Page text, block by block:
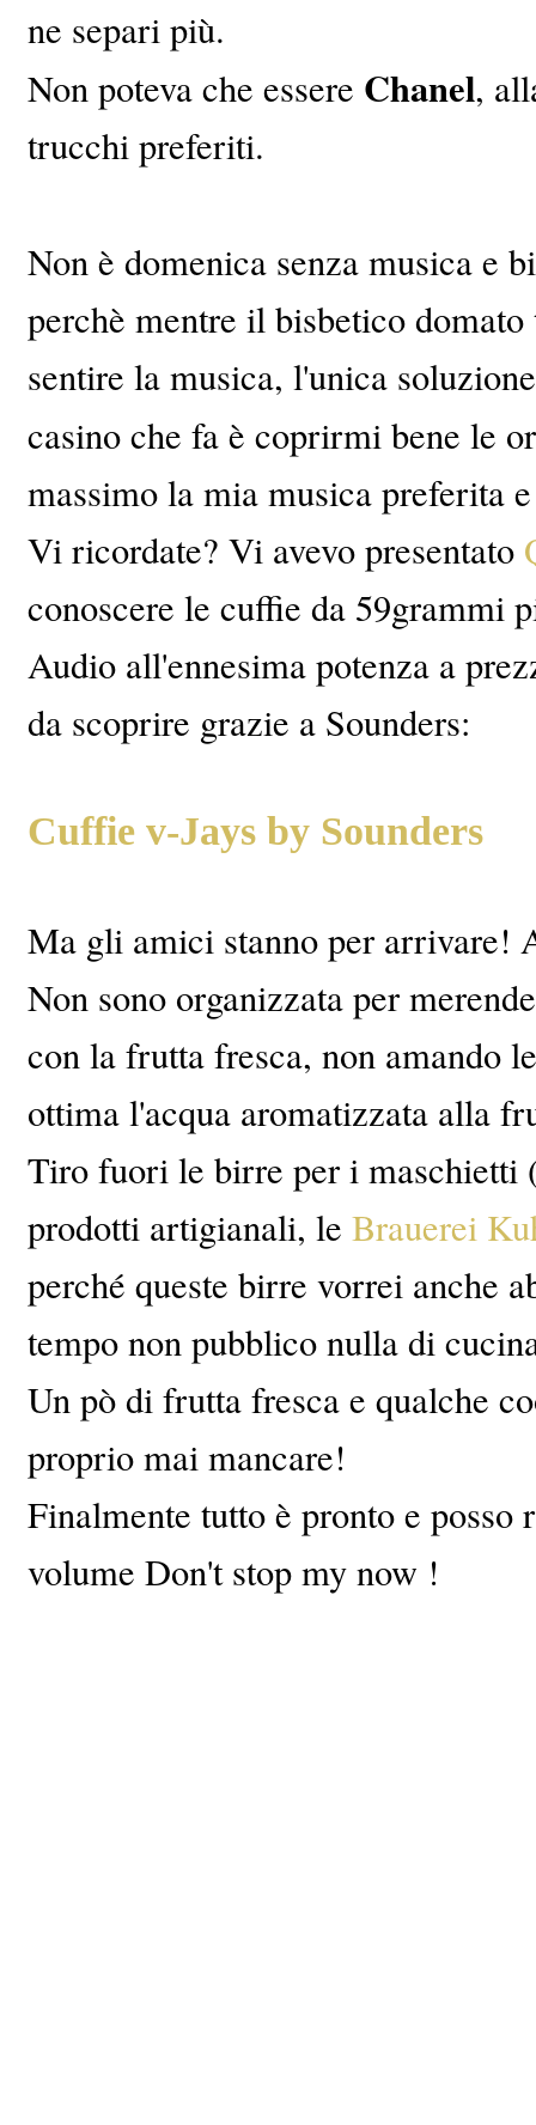
ne separi più.
Non poteva che essere Chanel,
trucchi preferiti.
Non è domenica senza musica
perchè mentre il bisbetico
sentire la musica, l'unica
casino che fa è coprirmi bene le
massimo la mia musica preferita
Vi ricordate? Vi avevo presentato
conoscere le cuffie da 59grammi
Audio all'ennesima potenza a
da scoprire grazie a Sounders:
Cuffie v-Jays by Sounders
Ma gli amici stanno per
Non sono organizzata per
con la frutta fresca, non amando
ottima l'acqua aromatizzata alla
Tiro fuori le birre per i maschietti
prodotti artigianali, le Brauerei
perché queste birre vorrei anche
tempo non pubblico nulla di
Un pò di frutta fresca e qualche
proprio mai mancare!
Finalmente tutto è pronto e
volume Don't stop my now !